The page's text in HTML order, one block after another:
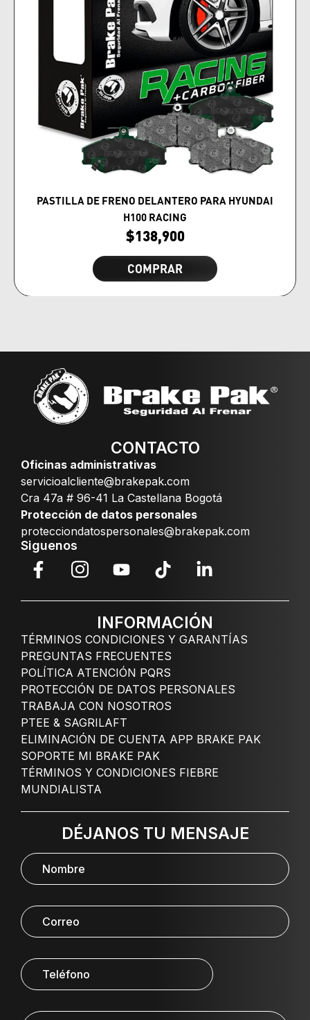
PASTILLA DE FRENO DELANTERO PARA HYUNDAI
H100 RACING
$138,900
COMPRAR
CONTACTO
Oficinas administrativas
servicioalcliente@brakepak.com
Cra 47a # 96-41 La Castellana Bogotá
Protección de datos personales
protecciondatospersonales@brakepak.com
Siguenos
INFORMACIÓN
TÉRMINOS CONDICIONES Y GARANTÍAS
PREGUNTAS FRECUENTES
POLÍTICA ATENCIÓN PQRS
PROTECCIÓN DE DATOS PERSONALES
TRABAJA CON NOSOTROS
PTEE & SAGRILAFT
ELIMINACIÓN DE CUENTA APP BRAKE PAK
SOPORTE MI BRAKE PAK
TÉRMINOS Y CONDICIONES FIEBRE
MUNDIALISTA
DÉJANOS TU MENSAJE